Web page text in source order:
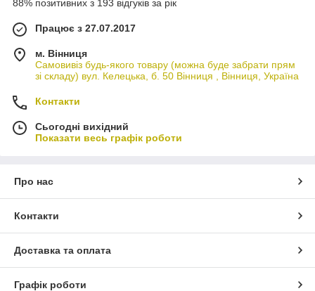
88% позитивних з 193 відгуків за рік
Працює з 27.07.2017
м. Вінниця
Самовивіз будь-якого товару (можна буде забрати прям
зі складу) вул. Келецька, б. 50 Вінниця , Вінниця, Україна
Контакти
Сьогодні вихідний
Показати весь графік роботи
Про нас
Контакти
Доставка та оплата
Графік роботи